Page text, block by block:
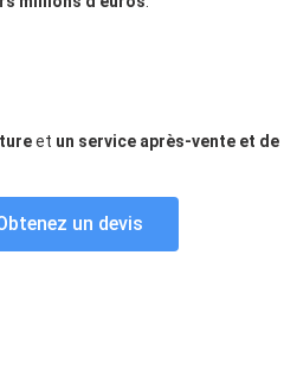
et un service après-vente et de
un devis